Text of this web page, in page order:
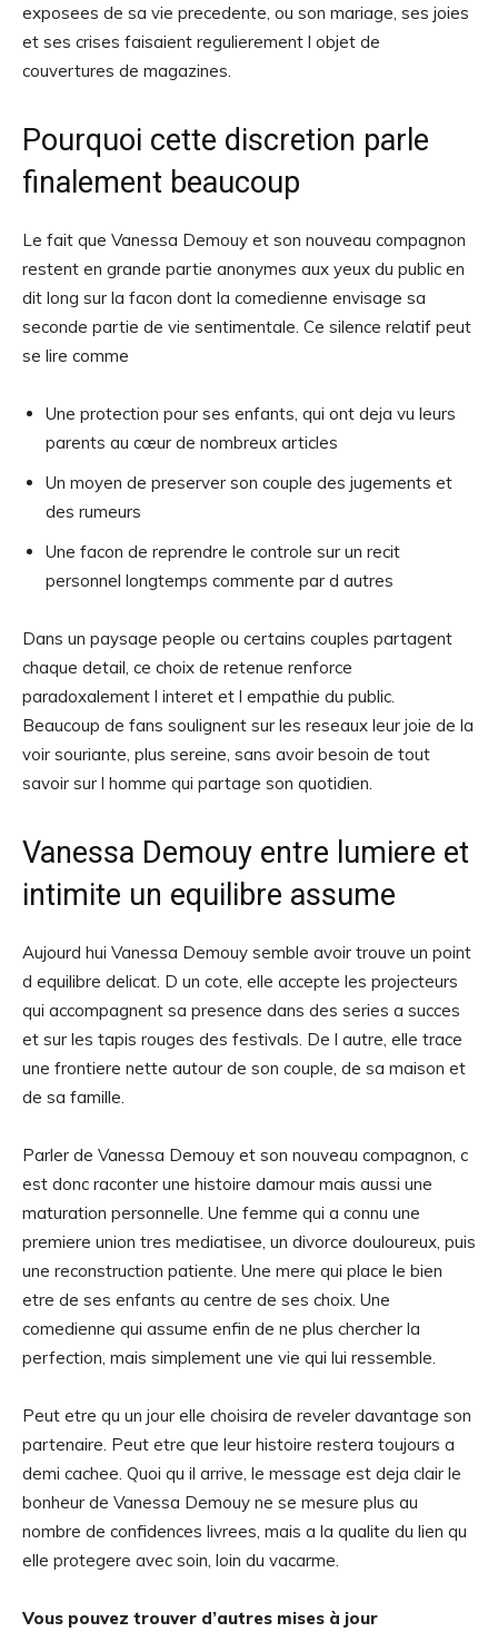
exposees de sa vie precedente, ou son mariage, ses joies
et ses crises faisaient regulierement l objet de
couvertures de magazines.
Pourquoi cette discretion parle
finalement beaucoup
Le fait que Vanessa Demouy et son nouveau compagnon
restent en grande partie anonymes aux yeux du public en
dit long sur la facon dont la comedienne envisage sa
seconde partie de vie sentimentale. Ce silence relatif peut
se lire comme
Une protection pour ses enfants, qui ont deja vu leurs
parents au cœur de nombreux articles
Un moyen de preserver son couple des jugements et
des rumeurs
Une facon de reprendre le controle sur un recit
personnel longtemps commente par d autres
Dans un paysage people ou certains couples partagent
chaque detail, ce choix de retenue renforce
paradoxalement l interet et l empathie du public.
Beaucoup de fans soulignent sur les reseaux leur joie de la
voir souriante, plus sereine, sans avoir besoin de tout
savoir sur l homme qui partage son quotidien.
Vanessa Demouy entre lumiere et
intimite un equilibre assume
Aujourd hui Vanessa Demouy semble avoir trouve un point
d equilibre delicat. D un cote, elle accepte les projecteurs
qui accompagnent sa presence dans des series a succes
et sur les tapis rouges des festivals. De l autre, elle trace
une frontiere nette autour de son couple, de sa maison et
de sa famille.
Parler de Vanessa Demouy et son nouveau compagnon, c
est donc raconter une histoire damour mais aussi une
maturation personnelle. Une femme qui a connu une
premiere union tres mediatisee, un divorce douloureux, puis
une reconstruction patiente. Une mere qui place le bien
etre de ses enfants au centre de ses choix. Une
comedienne qui assume enfin de ne plus chercher la
perfection, mais simplement une vie qui lui ressemble.
Peut etre qu un jour elle choisira de reveler davantage son
partenaire. Peut etre que leur histoire restera toujours a
demi cachee. Quoi qu il arrive, le message est deja clair le
bonheur de Vanessa Demouy ne se mesure plus au
nombre de confidences livrees, mais a la qualite du lien qu
elle protegere avec soin, loin du vacarme.
Vous pouvez trouver d’autres mises à jour